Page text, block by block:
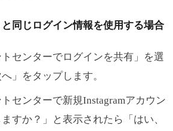
同じログイン情報を使用する場合
トセンターでログインを共有」を選
」をタップします。
トセンターで新規Instagramアカウン
ますか？」と表示されたら「はい、